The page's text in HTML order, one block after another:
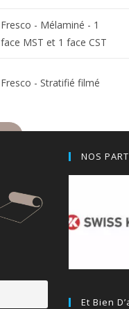
Fresco - Mélaminé - 1
face MST et 1 face CST
Fresco - Stratifié filmé
NOS
Et Bien